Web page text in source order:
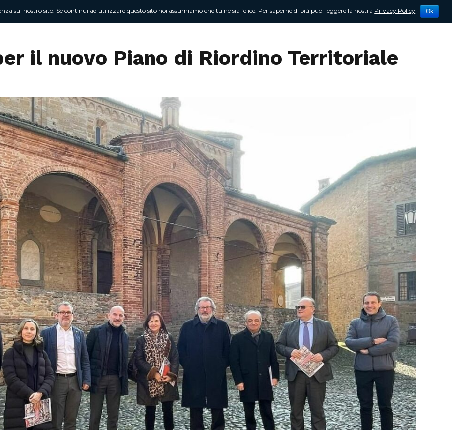
Chi sono Attività Newsletter Contattami
il nuovo Piano di Riordino Territoriale
sul nostro sito. Se continui ad utilizzare questo sito noi assumiamo che tu ne sia felice. Per saperne di più puoi leggere la nostra Privacy Policy Ok